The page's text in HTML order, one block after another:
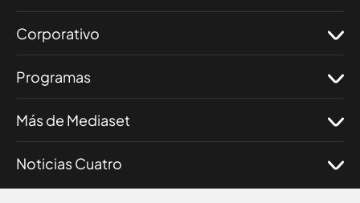
Corporativo
Programas
Más de Mediaset
Noticias Cuatro